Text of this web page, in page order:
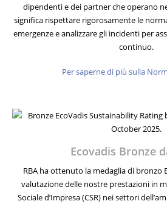
dipendenti e dei partner che operano
significa rispettare rigorosamente le
emergenze e analizzare gli incidenti per
continuo.
Per saperne di più sulla
Ecovadis Bronze
RBA ha ottenuto la medaglia di bronzo
valutazione delle nostre prestazioni in
Sociale d’Impresa (CSR) nei settori